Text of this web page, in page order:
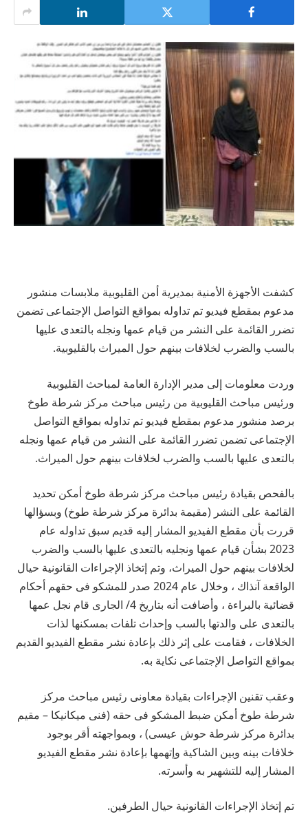
كشفت الأجهزة الأمنية بمديرية أمن القليوبية ملابسات منشور
مدعوم بمقطع فيديو تم تداوله بمواقع التواصل الإجتماعى تضمن
تضرر القائمة على النشر من قيام عمها ونجله بالتعدى عليها
بالسب والضرب لخلافات بينهم حول الميراث بالقليوبية.
وردت معلومات إلى مدير الإدارة العامة لمباحث القليوبية
ورئيس مباحث القليوبية من رئيس مباحث مركز شرطة طوخ
برصد منشور مدعوم بمقطع فيديو تم تداوله بمواقع التواصل
الإجتماعى تضمن تضرر القائمة على النشر من قيام عمها ونجله
بالتعدى عليها بالسب والضرب لخلافات بينهم حول الميراث.
بالفحص بقيادة رئيس مباحث مركز شرطة طوخ أمكن تحديد
القائمة على النشر (مقيمة بدائرة مركز شرطة طوخ) وبسؤالها
قررت بأن مقطع الفيديو المشار إليه قديم سبق تداوله عام
2023 بشأن قيام عمها ونجليه بالتعدى عليها بالسب والضرب
لخلافات بينهم حول الميراث، وتم إتخاذ الإجراءات القانونية حيال
الواقعة آنذاك ، وخلال عام 2024 صدر للمشكو فى حقهم أحكام
قضائية بالبراءة ، وأضافت أنه بتاريخ 4/ الجارى قام نجل عمها
بالتعدى على والدتها بالسب وإحداث تلفات بمسكنها لذات
الخلافات ، فقامت على إثر ذلك بإعادة نشر مقطع الفيديو القديم
بمواقع التواصل الإجتماعى نكاية به.
وعقب تقنين الإجراءات بقيادة معاونى رئيس مباحث مركز
شرطة طوخ أمكن ضبط المشكو فى حقه (فنى ميكانيكا – مقيم
بدائرة مركز شرطة حوش عيسى) ، وبمواجهته أقر بوجود
خلافات بينه وبين الشاكية وإتهمها بإعادة نشر مقطع الفيديو
المشار إليه للتشهير به وأسرته.
تم إتخاذ الإجراءات القانونية حيال الطرفين.